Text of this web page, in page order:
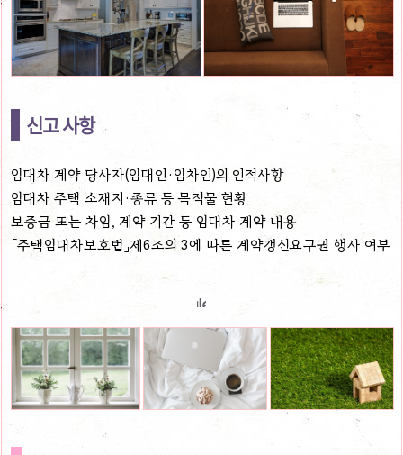
신고 사항
임대차 계약 당사자(임대인·임차인)의 인적사항
임대차 주택 소재지·종류 등 목적물 현황
보증금 또는 차임, 계약 기간 등 임대차 계약 내용
「주택임대차보호법」제6조의 3에 따른 계약갱신요구권 행사 여부